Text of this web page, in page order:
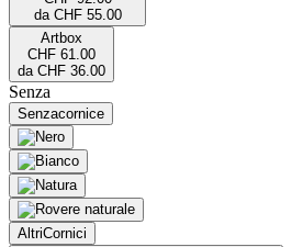
da CHF 55.00
Artbox
CHF 61.00
da CHF 36.00
Senza
Senzacornice
AltriCornici